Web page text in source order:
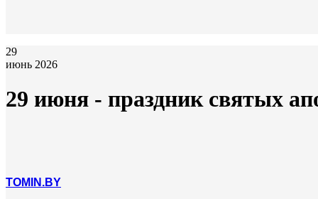
29
июнь 2026
29 июня - праздник святых
TOMIN.BY